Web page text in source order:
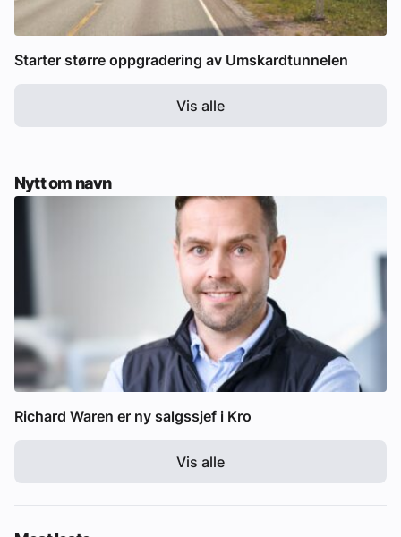
Starter større oppgradering av Umskardtunnelen
Vis alle
Nytt om navn
Richard Waren er ny salgssjef i Kro
Vis alle